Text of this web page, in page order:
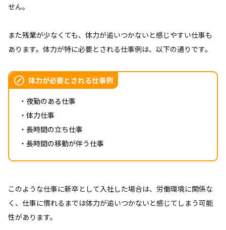
せん。
また残業が少なくても、体力が追いつかないと感じやすい仕事も
あります。体力が特に必要とされる仕事例は、以下の通りです。
体力が必要とされる仕事例
・夜勤のある仕事
・体力仕事
・長時間の立ち仕事
・長時間の移動が伴う仕事
このような仕事に新卒として入社した場合は、労働環境に関係な
く、仕事に慣れるまでは体力が追いつかないと感じてしまう可能
性があります。